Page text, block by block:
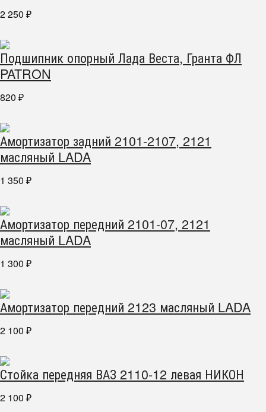
2 250 ₽
Подшипник опорный Лада Веста, Гранта ФЛ
PATRON
820 ₽
Амортизатор задний 2101-2107, 2121
масляный LADA
1 350 ₽
Амортизатор передний 2101-07, 2121
масляный LADA
1 300 ₽
Амортизатор передний 2123 масляный LADA
2 100 ₽
Стойка передняя ВАЗ 2110-12 левая НИКОН
2 100 ₽